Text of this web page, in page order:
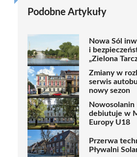
Podobne Artykuły
Nowa Sól
i
„Zielona
Zmiany w
serwis
nowy sezon
Nowosolanin
debiutuje w
Europy U18
Przerwa
Pływalni